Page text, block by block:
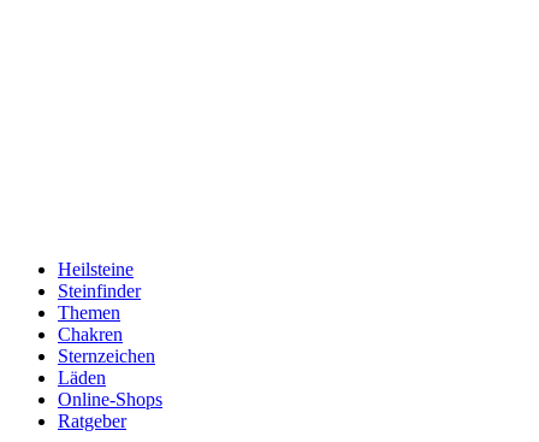
Heilsteine
Steinfinder
Themen
Chakren
Sternzeichen
Läden
Online-Shops
Ratgeber